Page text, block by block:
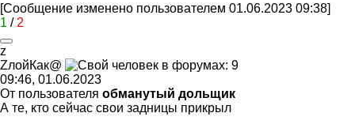
[Сообщение изменено пользователем 01.06.2023 09:38]
1 / 2
z
ZлойКак@
09:46, 01.06.2023
От пользователя обманутый дольщик
А те, кто сейчас свои задницы прикрыл